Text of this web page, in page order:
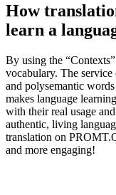
How
learn a
By using the
vocabulary. The
and polysemantic
makes language
with their real usage
authentic, living
translation on
and more engaging!